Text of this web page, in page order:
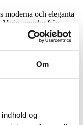
Om
og
moderna och eleganta
Varje smycke från
och ger dig möjlighet
samtidigt som
bred publik – oavsett